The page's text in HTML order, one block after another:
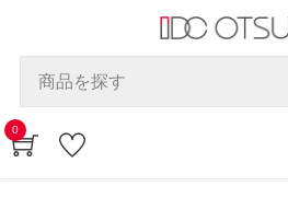
0